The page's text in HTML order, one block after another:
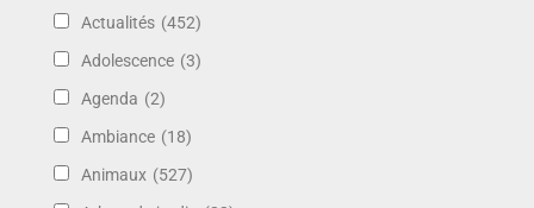
Actualités (452)
Adolescence (3)
Agenda (2)
Ambiance (18)
Animaux (527)